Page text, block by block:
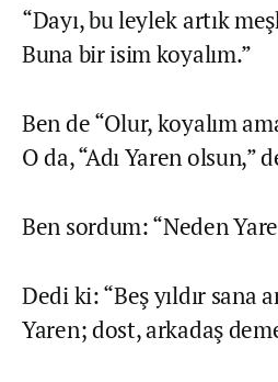
“Dayı, bu leylek artık
Buna bir isim koyalım.”
Ben de “Olur, koyalım
O da, “Adı Yaren olsun,”
Ben sordum: “Neden
Dedi ki: “Beş yıldır sana
Yaren; dost, arkadaş